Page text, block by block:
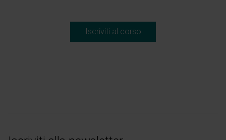
Iscriviti al corso